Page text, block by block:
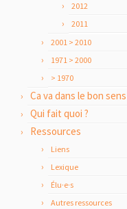
2012
2011
2001 > 2010
1971 > 2000
> 1970
Ca va dans le bon sens
Qui fait quoi ?
Ressources
Liens
Lexique
Élu·e·s
Autres ressources